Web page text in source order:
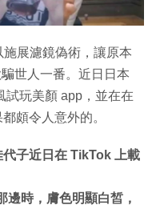
展濾鏡偽術，讓原本
世人一番。近日日本
試玩美顏 app，並在在
頗令人意外的。
代子近日在 TikTok 上載
邊時，膚色明顯白皙，